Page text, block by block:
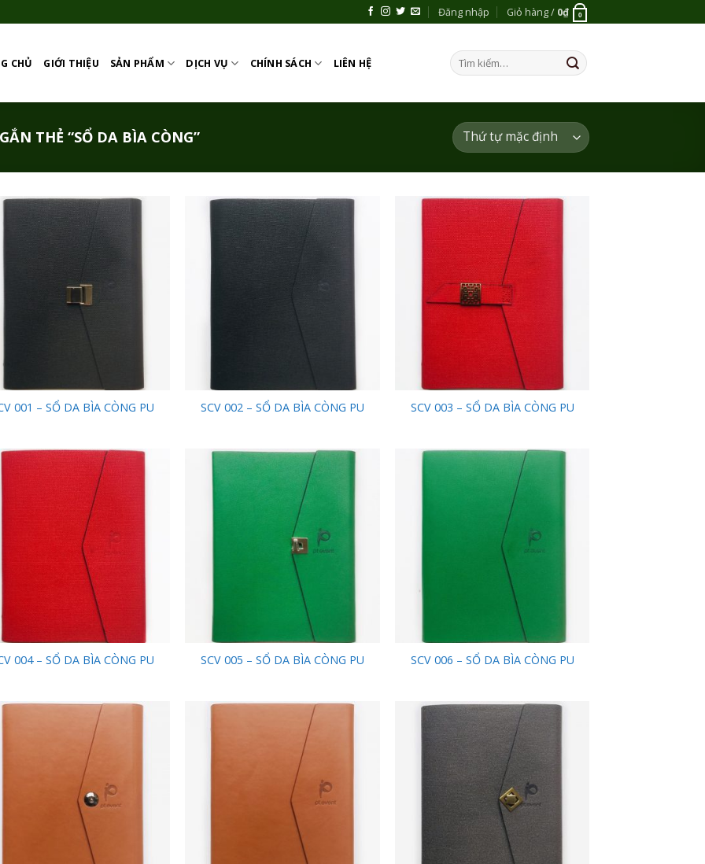
Đăng nhập Giỏ hàng / 0₫ 0
CHỦ GIỚI THIỆU SẢN PHẨM DỊCH VỤ CHÍNH SÁCH LIÊN HỆ
Tìm
kiếm:
THẺ “SỔ DA BÌA CÒNG”
001 – SỔ DA BÌA CÒNG PU SCV 002 – SỔ DA BÌA CÒNG PU
Wishlist
SCV 003 – SỔ DA BÌA CÒNG PU
004 – SỔ DA BÌA CÒNG PU SCV 005 – SỔ DA BÌA CÒNG PU SCV 006 – SỔ DA BÌA CÒNG PU